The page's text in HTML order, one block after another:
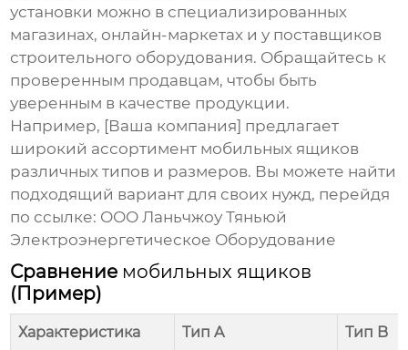
установки можно в специализированных
магазинах, онлайн-маркетах и у поставщиков
строительного оборудования. Обращайтесь к
проверенным продавцам, чтобы быть
уверенным в качестве продукции.
Например, [Ваша компания] предлагает
широкий ассортимент мобильных ящиков
различных типов и размеров. Вы можете найти
подходящий вариант для своих нужд, перейдя
по ссылке: ООО Ланьчжоу Тяньюй
Электроэнергетическое Оборудование
Сравнение мобильных ящиков
(Пример)
Характеристика Тип A Тип B